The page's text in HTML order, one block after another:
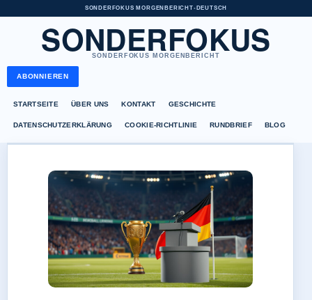
SONDERFOKUS MORGENBERICHT• DEUTSCH
SONDERFOKUS
SONDERFOKUS MORGENBERICHT
ABONNIEREN
STARTSEITE ÜBER UNS KONTAKT GESCHICHTE
DATENSCHUTZERKLÄRUNG COOKIE-RICHTLINIE RUNDBRIEF BLOG